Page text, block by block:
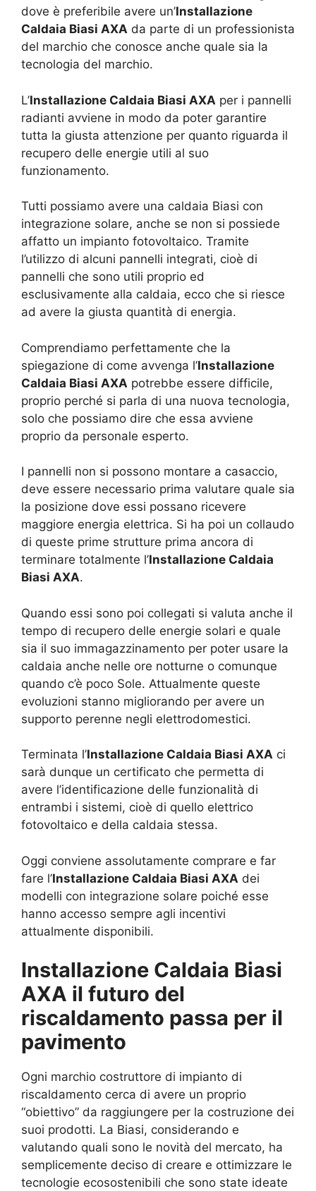
dove è preferibile avere un’Installazione
Caldaia Biasi AXA da parte di un professionista
del marchio che conosce anche quale sia la
tecnologia del marchio.
L’Installazione Caldaia Biasi AXA per i pannelli
radianti avviene in modo da poter garantire
tutta la giusta attenzione per quanto riguarda il
recupero delle energie utili al suo
funzionamento.
Tutti possiamo avere una caldaia Biasi con
integrazione solare, anche se non si possiede
affatto un impianto fotovoltaico. Tramite
l’utilizzo di alcuni pannelli integrati, cioè di
pannelli che sono utili proprio ed
esclusivamente alla caldaia, ecco che si riesce
ad avere la giusta quantità di energia.
Comprendiamo perfettamente che la
spiegazione di come avvenga l’Installazione
Caldaia Biasi AXA potrebbe essere difficile,
proprio perché si parla di una nuova tecnologia,
solo che possiamo dire che essa avviene
proprio da personale esperto.
I pannelli non si possono montare a casaccio,
deve essere necessario prima valutare quale sia
la posizione dove essi possano ricevere
maggiore energia elettrica. Si ha poi un collaudo
di queste prime strutture prima ancora di
terminare totalmente l’Installazione Caldaia
Biasi AXA.
Quando essi sono poi collegati si valuta anche il
tempo di recupero delle energie solari e quale
sia il suo immagazzinamento per poter usare la
caldaia anche nelle ore notturne o comunque
quando c’è poco Sole. Attualmente queste
evoluzioni stanno migliorando per avere un
supporto perenne negli elettrodomestici.
Terminata l’Installazione Caldaia Biasi AXA ci
sarà dunque un certificato che permetta di
avere l’identificazione delle funzionalità di
entrambi i sistemi, cioè di quello elettrico
fotovoltaico e della caldaia stessa.
Oggi conviene assolutamente comprare e far
fare l’Installazione Caldaia Biasi AXA dei
modelli con integrazione solare poiché esse
hanno accesso sempre agli incentivi
attualmente disponibili.
Installazione Caldaia Biasi
AXA il futuro del
riscaldamento passa per il
pavimento
Ogni marchio costruttore di impianto di
riscaldamento cerca di avere un proprio
“obiettivo” da raggiungere per la costruzione dei
suoi prodotti. La Biasi, considerando e
valutando quali sono le novità del mercato, ha
semplicemente deciso di creare e ottimizzare le
tecnologie ecosostenibili che sono state ideate